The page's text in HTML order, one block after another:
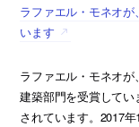
ラファエル・モネオ
います
ラファエル・モネオ
建築部門を受賞して
されています。2017